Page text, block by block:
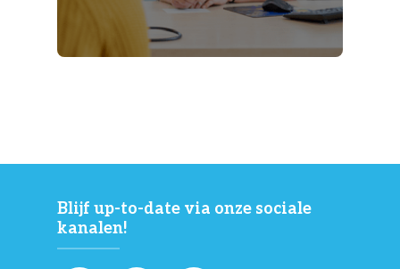
Blijf up-to-date via onze sociale
kanalen!